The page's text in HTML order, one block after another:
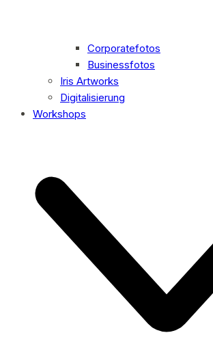
Corporatefotos
Businessfotos
Iris Artworks
Digitalisierung
Workshops